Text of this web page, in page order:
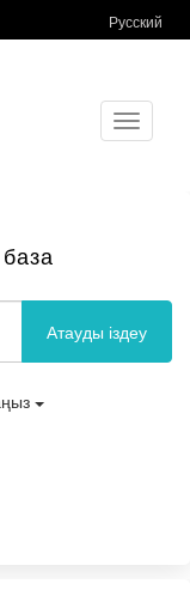
Русский
Toggle
Атауды іздеу